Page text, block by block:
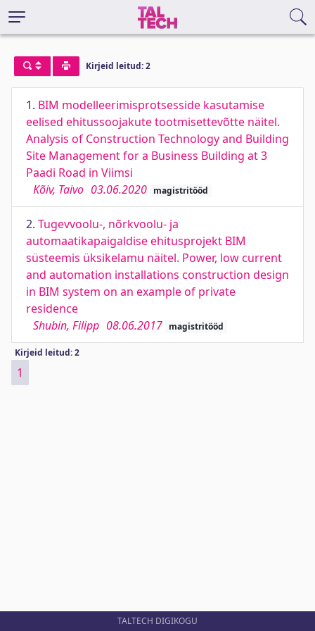
Kirjeid leitud: 2
1. BIM modelleerimisprotsesside kasutamise
eelised ehitussoojakute tootmisettevõtte näitel.
Analysis of Construction Technology and Building
Site Management for a Business Building at 3
Paadi Road in Viimsi
Kõiv, Taivo 03.06.2020 magistritööd
2. Tugevvoolu-, nõrkvoolu- ja
automaatikapaigaldise ehitusprojekt BIM
süsteemis üksikelamu näitel. Power, low current
and automation installations construction design
in BIM system on an example of private
residence
Shubin, Filipp 08.06.2017 magistritööd
Kirjeid leitud: 2
1
TALTECH DIGIKOGU